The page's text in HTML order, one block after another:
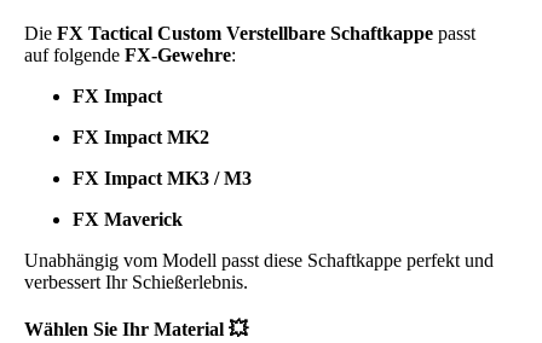
Die FX Tactical Custom Verstellbare Schaftkappe passt
auf folgende FX-Gewehre:
FX Impact
FX Impact MK2
FX Impact MK3 / M3
FX Maverick
Unabhängig vom Modell passt diese Schaftkappe perfekt und
verbessert Ihr Schießerlebnis.
Wählen Sie Ihr Material 💥